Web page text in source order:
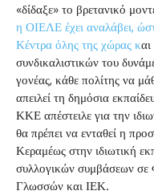
«δίδαξε» το βρετανικό
η ΟΙΕΛΕ έχει αναλάβει,
Κέντρα όλης της χώρας κ
συνδικαλιστικών του
γονέας, κάθε πολίτης να
απειλεί τη δημόσια
ΚΚΕ απέστειλε για την
θα πρέπει να ενταθεί η
Κεραμέως στην ιδιωτική
συλλογικών συμβάσεων σε
Γλωσσών και ΙΕΚ.